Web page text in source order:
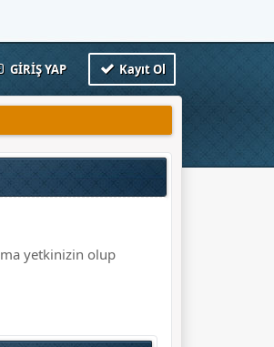
GIRIŞ YAP Kayıt Ol
yetkinizin olup